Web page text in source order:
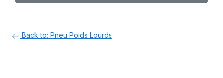
Back to: Pneu Poids Lourds